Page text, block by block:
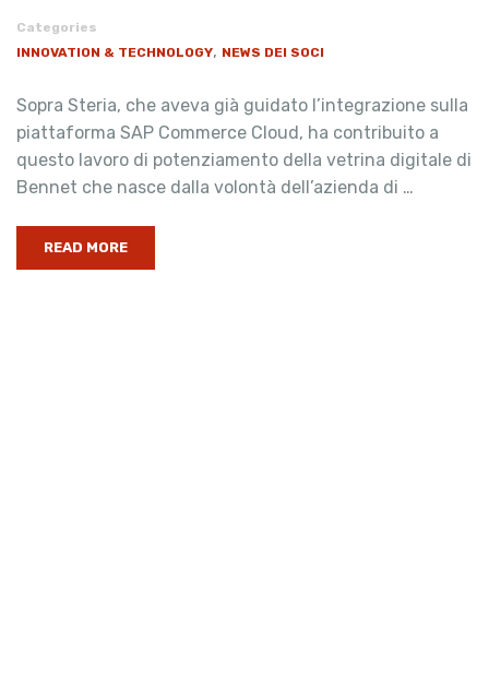
Categories
INNOVATION & TECHNOLOGY, NEWS DEI SOCI
Sopra Steria, che aveva già guidato l’integrazione sulla
piattaforma SAP Commerce Cloud, ha contribuito a
questo lavoro di potenziamento della vetrina digitale di
Bennet che nasce dalla volontà dell’azienda di …
READ MORE